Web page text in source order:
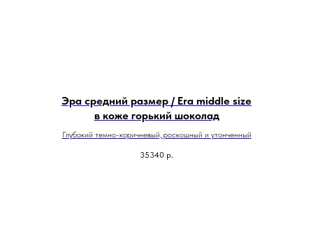
Эра средний размер / Era middle size
в коже горький шоколад
Глубокий темно-коричневый, роскошный и утонченный
35340 р.